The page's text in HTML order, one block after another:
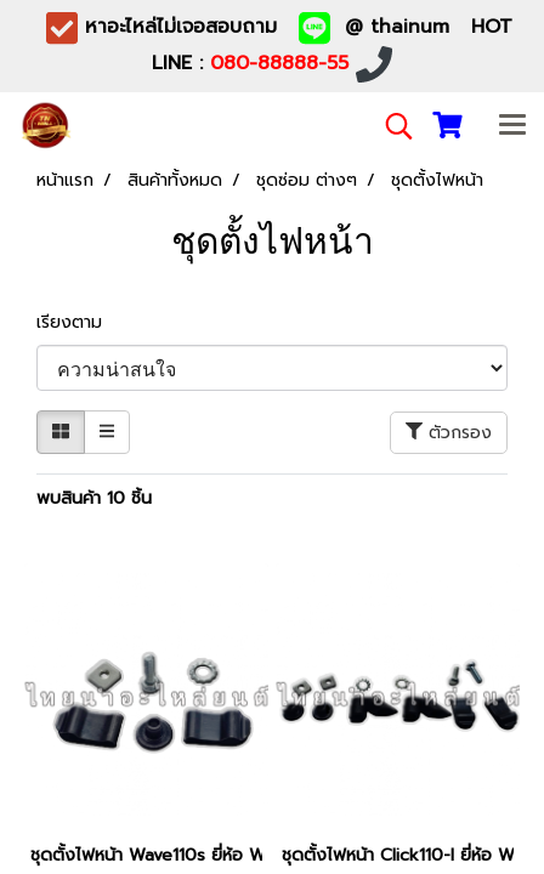
หาอะไหล่ไม่เจอสอบถาม
@ thainum HOT
LINE : 080-88888-55
หน้าแรก สินค้าทั้งหมด ชุดซ่อม ต่างๆ ชุดตั้งไฟหน้า
ชุดตั้งไฟหน้า
เรียงตาม
ตัวกรอง
พบสินค้า 10 ชิ้น
ชุดตั้งไฟหน้า Wave110s ยี่ห้อ WS
ชุดตั้งไฟหน้า Click110-I ยี่ห้อ WS